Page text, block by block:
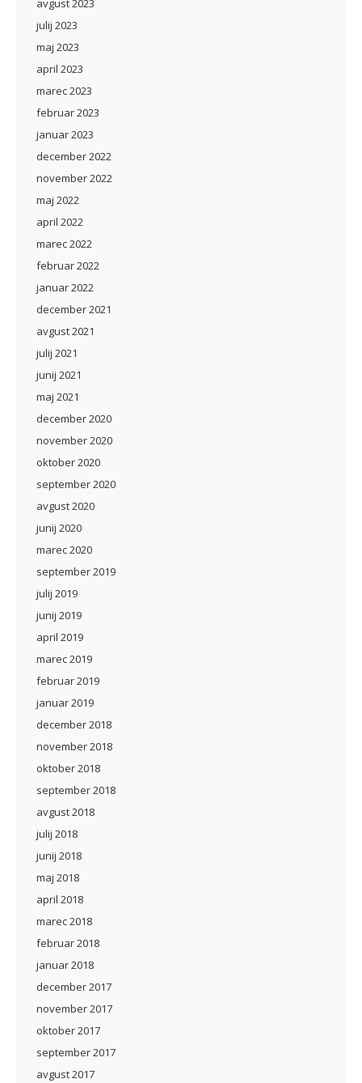
avgust 2023
julij 2023
maj 2023
april 2023
marec 2023
februar 2023
januar 2023
december 2022
november 2022
maj 2022
april 2022
marec 2022
februar 2022
januar 2022
december 2021
avgust 2021
julij 2021
junij 2021
maj 2021
december 2020
november 2020
oktober 2020
september 2020
avgust 2020
junij 2020
marec 2020
september 2019
julij 2019
junij 2019
april 2019
marec 2019
februar 2019
januar 2019
december 2018
november 2018
oktober 2018
september 2018
avgust 2018
julij 2018
junij 2018
maj 2018
april 2018
marec 2018
februar 2018
januar 2018
december 2017
november 2017
oktober 2017
september 2017
avgust 2017